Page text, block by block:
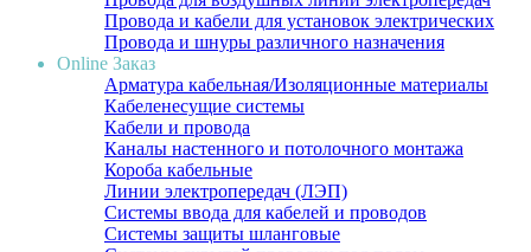
Провода и кабели для установок электрических
Провода и шнуры различного назначения
Online Заказ
Арматура кабельная/Изоляционные материалы
Кабеленесущие системы
Кабели и провода
Каналы настенного и потолочного монтажа
Короба кабельные
Линии электропередач (ЛЭП)
Системы ввода для кабелей и проводов
Системы защиты шланговые